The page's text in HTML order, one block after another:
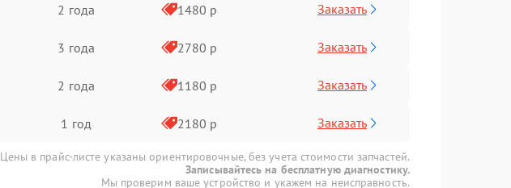
2 года 1480 р Заказать
3 года 2780 р Заказать
2 года 1180 р Заказать
1 год 2180 р Заказать
Цены в прайс-листе указаны ориентировочные, без учета стоимости запчастей.
Записывайтесь на бесплатную диагностику.
Мы проверим ваше устройство и укажем на неисправность.